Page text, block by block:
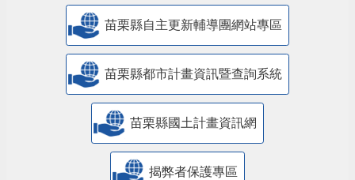
苗栗縣自主更新輔導團網站專區
苗栗縣都市計畫資訊暨查詢系統
苗栗縣國土計畫資訊網
揭弊者保護專區